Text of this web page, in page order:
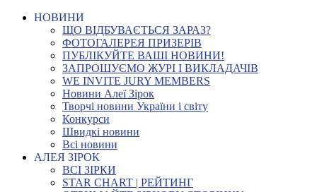
НОВИНИ
ЩО ВІДБУВАЄТЬСЯ ЗАРАЗ?
ФОТОГАЛЕРЕЯ ПРИЗЕРІВ
ПУБЛІКУЙТЕ ВАШІ НОВИНИ!
ЗАПРОШУЄМО ЖУРІ І ВИКЛАДАЧІВ
WE INVITE JURY MEMBERS
Новини Алеї Зірок
Творчі новини України і світу
Конкурси
Швидкі новини
Всі новини
АЛЕЯ ЗІРОК
ВСІ ЗІРКИ
STAR CHART | РЕЙТИНГ